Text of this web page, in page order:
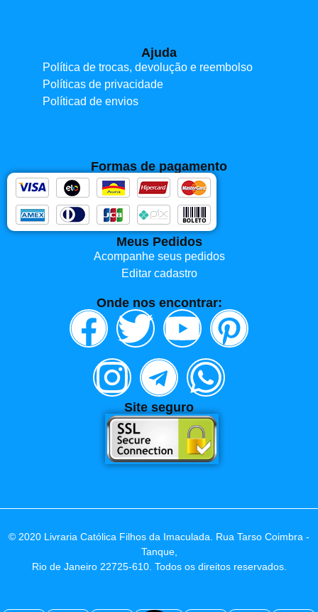
Ajuda
Política de trocas, devolução e reembolso
Políticas de privacidade
Políticad de envios
Formas de pagamento
Meus Pedidos
Acompanhe seus pedidos
Editar cadastro
Onde nos encontrar:
Site seguro
© 2020 Livraria Católica Filhos da Imaculada. Rua Tarso Coimbra -
Tanque,
Rio de Janeiro 22725-610. Todos os direitos reservados.